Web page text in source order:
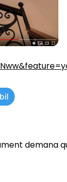
demana